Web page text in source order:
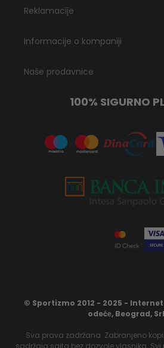
Reklamacije
Informacije o kompaniji
Naše prodavnice
100% SIGURNO
© Sportizmo 2012 - 2025 -
odećе, Beograd,
Sva prava zadržana. Zabranjeno
sadržaja sajta bez dozvole vlasnika.